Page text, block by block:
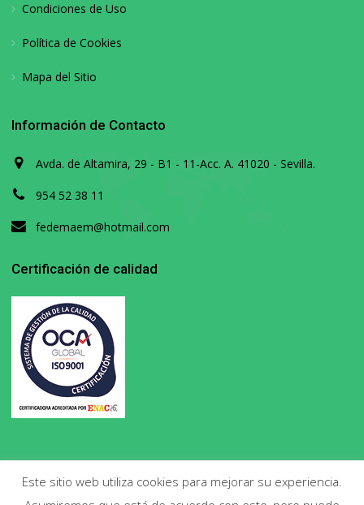
Condiciones de Uso
Política de Cookies
Mapa del Sitio
Información de Contacto
Avda. de Altamira, 29 - B1 - 11-Acc. A. 41020 - Sevilla.
954 52 38 11
fedemaem@hotmail.com
Certificación de calidad
Este sitio web utiliza cookies para mejorar su experiencia.